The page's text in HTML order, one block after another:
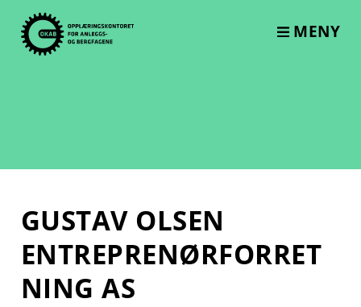
content
MENY
GUSTAV OLSEN
ENTREPRENØRFORRET
NING AS